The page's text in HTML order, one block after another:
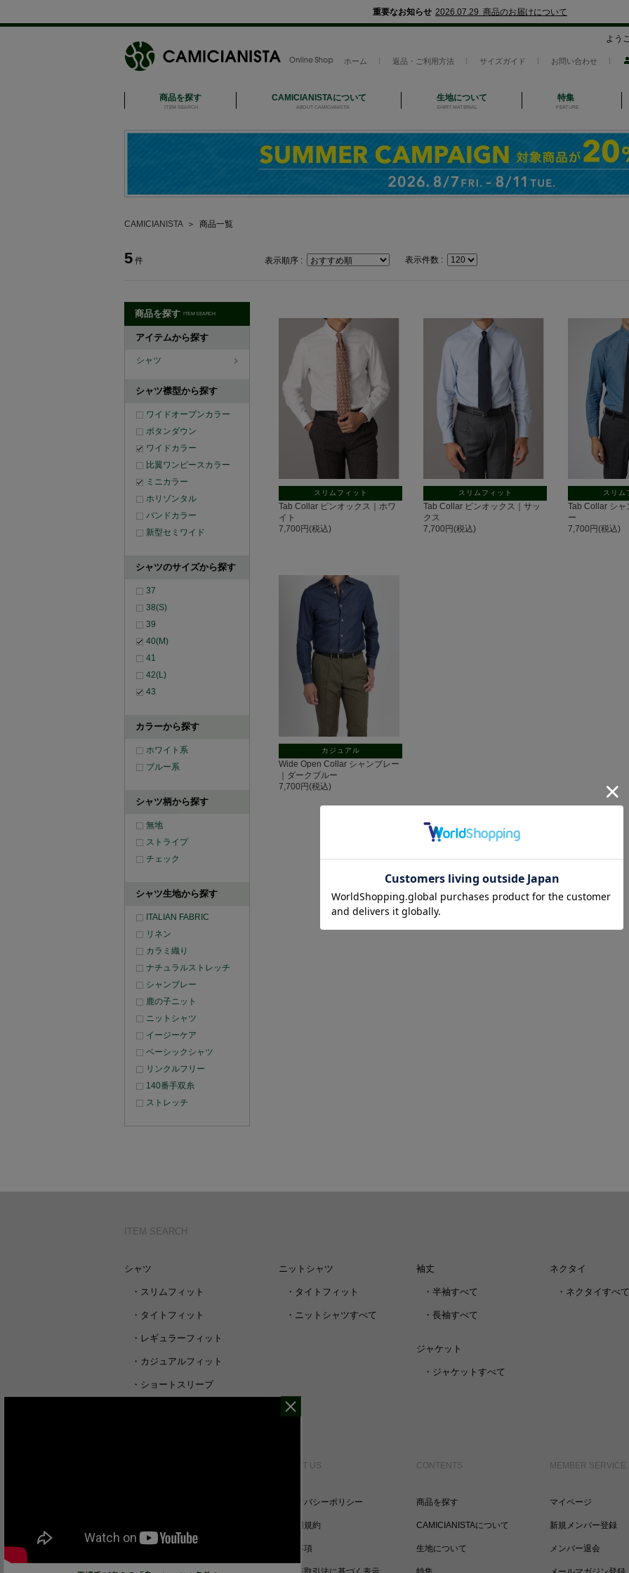
重要なお知らせ 2026.07.29 商品のお届けについて
よう
ホーム 返品・ご利用方法 サイズガイド お問い合わせ
商品を探す
ITEM SEARCH
CAMICIANISTAについて
ABOUT CAMICIANISTA
生地について
SHIRT MATERIAL
特集
FEATURE
CAMICIANISTA＞ 商品一覧
5 件 表示順序 : 表示件数 :
商品を探す ITEM SEARCH
アイテムから探す
シャツ
シャツ襟型から探す
ワイドオープンカラー
ボタンダウン
ワイドカラー
比翼ワンピースカラー
ミニカラー
ホリゾンタル
バンドカラー
新型セミワイド
シャツのサイズから探す
37
38(S)
39
40(M)
41
42(L)
43
カラーから探す
ホワイト系
ブルー系
シャツ柄から探す
無地
ストライプ
チェック
シャツ生地から探す
ITALIAN FABRIC
リネン
カラミ織り
ナチュラルストレッチ
シャンブレー
鹿の子ニット
ニットシャツ
イージーケア
ベーシックシャツ
リンクルフリー
140番手双糸
ストレッチ
スリムフィット
Tab Collar ピンオックス｜ホワ
イト
7,700円(税込)
スリムフィット
Tab Collar ピンオックス｜サッ
クス
7,700円(税込)
スリム
Tab Collar シャ
ー
7,700円(税込)
カジュアル
Wide Open Collar シャンブレー
｜ダークブルー
7,700円(税込)
ITEM SEARCH
シャツ
・ スリムフィット
・ タイトフィット
・ レギュラーフィット
・ カジュアルフィット
・ ショートスリーブ
ニットシャツ
・ タイトフィット
・ ニットシャツすべて
袖丈
・ 半袖すべて
・ 長袖すべて
ジャケット
・ ジャケットすべて
ネクタイ
・ ネクタイすべて
ABOUT US
プライバシーポリシー
ご利用規約
免責事項
CONTENTS
商品を探す
CAMICIANISTAについて
生地について
MEMBER SERVICE
マイページ
新規メンバー登録
メンバー退会